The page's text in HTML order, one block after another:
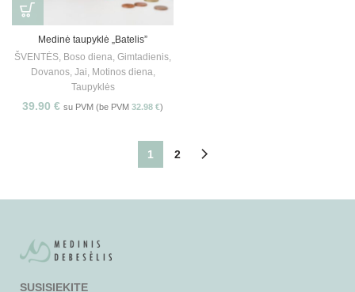
Medinė taupyklė „Batelis”
ŠVENTĖS, Boso diena, Gimtadienis,
Dovanos, Jai, Motinos diena,
Taupyklės
39.90 € su PVM (be PVM 32.98 €)
1 2
SUSISIEKITE